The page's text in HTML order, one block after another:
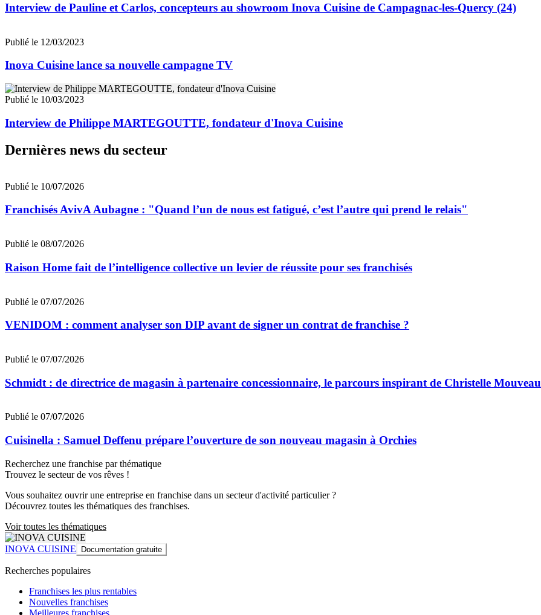
Interview de Pauline et Carlos, concepteurs au showroom Inova Cuisine de Campagnac-les-Quercy (24)
Publié le 12/03/2023
Inova Cuisine lance sa nouvelle campagne TV
Publié le 10/03/2023
Interview de Philippe MARTEGOUTTE, fondateur d'Inova Cuisine
Dernières news du secteur
Publié le 10/07/2026
Franchisés AvivA Aubagne : "Quand l’un de nous est fatigué, c’est l’autre qui prend le relais"
Publié le 08/07/2026
Raison Home fait de l’intelligence collective un levier de réussite pour ses franchisés
Publié le 07/07/2026
VENIDOM : comment analyser son DIP avant de signer un contrat de franchise ?
Publié le 07/07/2026
Schmidt : de directrice de magasin à partenaire concessionnaire, le parcours inspirant de Christelle Mouveau
Publié le 07/07/2026
Cuisinella : Samuel Deffenu prépare l’ouverture de son nouveau magasin à Orchies
Recherchez une franchise par thématique
Trouvez le secteur de vos rêves !
Vous souhaitez ouvrir une entreprise en franchise dans un secteur d'activité particulier ?
Découvrez toutes les thématiques des franchises.
Voir toutes les thématiques
INOVA CUISINE Documentation gratuite
Recherches populaires
Franchises les plus rentables
Nouvelles franchises
Meilleures franchises